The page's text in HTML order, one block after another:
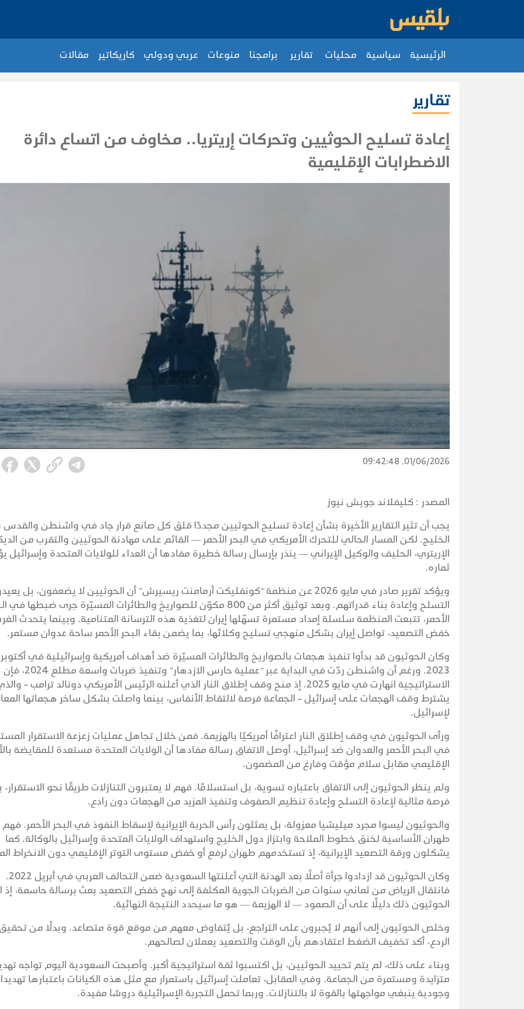
الرئيسية سياسية محليات تقارير برامجنا منوعات عربي ودولي كاريكاتير مقالات
تقارير
إعادة تسليح الحوثيين وتحركات إريتريا.. مخاوف من اتساع دائرة
الاضطرابات الإقليمية
01/06/2026, 09:42:48
المصدر : كليفلاند جويش نيوز
يجب أن تثير التقارير الأخيرة بشأن إعادة تسليح الحوثيين مجددًا قلق كل صانع قرار جاد في واشنطن
الخليج. لكن المسار الحالي للتحرك الأمريكي في البحر الأحمر — القائم على مهادنة الحوثيين والتقرب من
الإريتري، الحليف والوكيل الإيراني — ينذر بإرسال رسالة خطيرة مفادها أن العداء للولايات المتحدة وإسرائيل
ثماره.
ويؤكد تقرير صادر في مايو 2026 عن منظمة “كونفليكت أرمامنت ريسيرش” أن الحوثيين لا يضعفون، بل
التسلح وإعادة بناء قدراتهم. وبعد توثيق أكثر من 800 مكوّن للصواريخ والطائرات المسيّرة جرى ضبطها في
الأحمر، تتبعت المنظمة سلسلة إمداد مستمرة تسهّلها إيران لتغذية هذه الترسانة المتنامية. وبينما يتحدث
خفض التصعيد، تواصل إيران بشكل منهجي تسليح وكلائها، بما يضمن بقاء البحر الأحمر ساحة عدوان مستمر.
وكان الحوثيون قد بدأوا تنفيذ هجمات بالصواريخ والطائرات المسيّرة ضد أهداف أمريكية وإسرائيلية في أكتوبر
2023. ورغم أن واشنطن ردّت في البداية عبر “عملية حارس
الاستراتيجية انهارت في مايو 2025. إذ منح وقف إطلاق النار الذي أعلنه الرئيس الأمريكي دونالد ترامب -
يشترط وقف الهجمات على إسرائيل - الجماعة فرصة لالتقاط الأنفاس، بينما واصلت بشكل ساخر هجماتها
لإسرائيل.
ورأى الحوثيون في وقف إطلاق النار اعترافًا أمريكيًا بالهزيمة. فمن خلال تجاهل عمليات زعزعة الاستقرار
في البحر الأحمر والعدوان ضد إسرائيل، أوصل الاتفاق رسالة مفادها أن الولايات المتحدة مستعدة للمقايضة
الإقليمي مقابل سلام مؤقت وفارغ من المضمون.
ولم ينظر الحوثيون إلى الاتفاق باعتباره تسوية، بل استسلامًا. فهم لا يعتبرون التنازلات طريقًا نحو الاستقرار،
فرصة مثالية لإعادة التسلح وإعادة تنظيم الصفوف وتنفيذ المزيد من الهجمات دون رادع.
والحوثيون ليسوا مجرد ميليشيا معزولة، بل يمثلون رأس الحربة الإيرانية لإسقاط النفوذ في البحر الأحمر. فهم
طهران الأساسية لخنق خطوط الملاحة وابتزاز دول الخليج واستهداف الولايات المتحدة وإسرائيل بالوكالة. كما
يشكلون ورقة التصعيد الإيرانية، إذ تستخدمهم طهران لرفع أو خفض مستوى التوتر الإقليمي دون الانخراط
وكان الحوثيون قد ازدادوا جرأة أصلًا بعد الهدنة التي أعلنتها السعودية ضمن التحالف العربي في أبريل 2022.
فانتقال الرياض من ثماني سنوات من الضربات الجوية المكثفة إلى نهج خفض التصعيد بعث برسالة حاسمة، إذ
الحوثيون ذلك دليلًا على أن الصمود — لا الهزيمة — هو ما سيحدد النتيجة النهائية.
وخلص الحوثيون إلى أنهم لا يُجبرون على التراجع، بل يُتفاوض معهم من موقع قوة متصاعد. وبدلًا من تحقيق
الردع، أكد تخفيف الضغط اعتقادهم بأن الوقت والتصعيد يعملان لصالحهم.
وبناء على ذلك، لم يتم تحييد الحوثيين، بل اكتسبوا ثقة استراتيجية أكبر. وأصبحت السعودية اليوم تواجه
متزايدة ومستمرة من الجماعة. وفي المقابل، تعاملت إسرائيل باستمرار مع مثل هذه الكيانات باعتبارها
وجودية ينبغي مواجهتها بالقوة لا بالتنازلات. وربما تحمل التجربة الإسرائيلية دروسًا مفيدة.